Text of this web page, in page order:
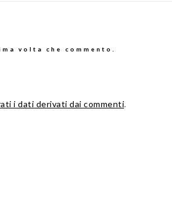
volta che commento.
i dati derivati dai commenti.